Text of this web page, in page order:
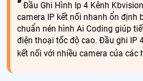
Đầu Ghi Hình Ip 4 Kênh
camera IP kết nối nhanh ổn định
chuẩn nén hình Ai Coding giúp
điện thoại tốc độ cao. Đầu ghi IP
kết nối với nhiều camera của các